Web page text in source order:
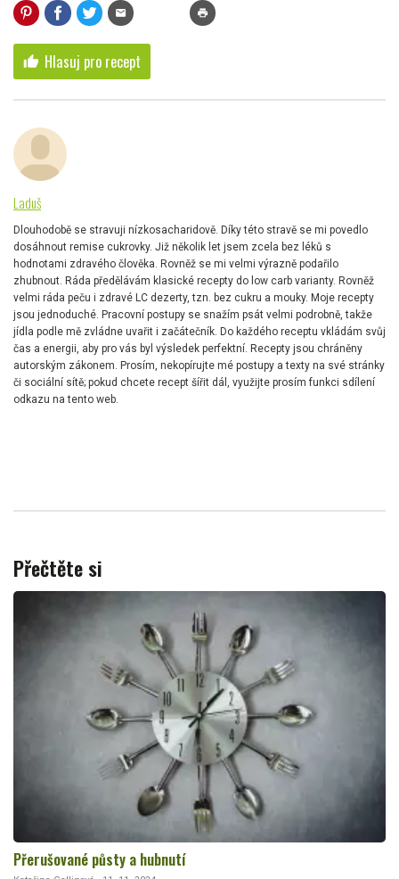
mail print
thumb_up Hlasuj pro recept
Laduš
Dlouhodobě se stravuji nízkosacharidově. Díky této stravě se mi povedlo
dosáhnout remise cukrovky. Již několik let jsem zcela bez léků s
hodnotami zdravého člověka. Rovněž se mi velmi výrazně podařilo
zhubnout. Ráda předělávám klasické recepty do low carb varianty. Rovněž
velmi ráda peču i zdravé LC dezerty, tzn. bez cukru a mouky. Moje recepty
jsou jednoduché. Pracovní postupy se snažím psát velmi podrobně, takže
jídla podle mě zvládne uvařit i začátečník. Do každého receptu vkládám svůj
čas a energii, aby pro vás byl výsledek perfektní. Recepty jsou chráněny
autorským zákonem. Prosím, nekopírujte mé postupy a texty na své stránky
či sociální sítě; pokud chcete recept šířit dál, využijte prosím funkci sdílení
odkazu na tento web.
Přečtěte si
Přerušované půsty a hubnutí